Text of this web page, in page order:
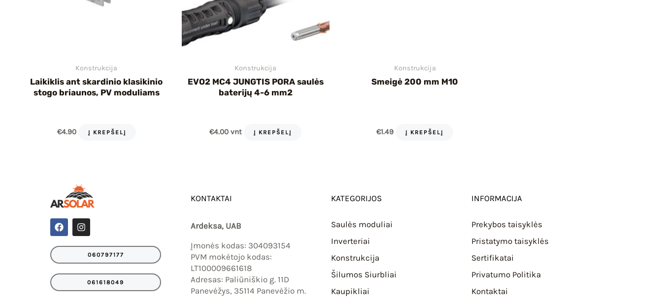
Konstrukcija
Laikiklis ant skardinio klasikinio
stogo briaunos, PV moduliams
€4.90 Į KREPŠELĮ
Konstrukcija
EVO2 MC4 JUNGTIS PORA saulės
baterijų 4-6 mm2
€4.00 vnt Į KREPŠELĮ
Konstrukcija
Smeigė 200 mm M10
€1.49 Į KREPŠELĮ
F
a
e
o
o
I
n
t
g
r
m
060797177
061618049
KONTAKTAI
Ardeksa, UAB
Įmonės kodas: 304093154
PVM mokėtojo kodas:
LT100009661618
Adresas: Paliūniškio g. 11D
Panevėžys, 35114 Panevėžio m.
KATEGORIJOS
Saulės moduliai
Inverteriai
Konstrukcija
Šilumos Siurbliai
Kaupikliai
INFORMACIJA
Prekybos taisyklės
Pristatymo taisyklės
Sertifikatai
Privatumo Politika
Kontaktai